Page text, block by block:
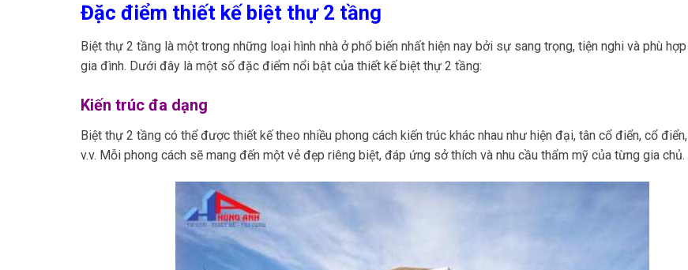
Đặc điểm thiết kế biệt thự 2 tầng
Biệt thự 2 tầng là một trong những loại hình nhà ở phổ biến nhất hiện nay bởi sự sang trọng, tiện nghi và phù
gia đình. Dưới đây là một số đặc điểm nổi bật của thiết kế biệt thự 2 tầng:
Kiến trúc đa dạng
Biệt thự 2 tầng có thể được thiết kế theo nhiều phong cách kiến trúc khác nhau như hiện đại, tân cổ điển, cổ điển,
v.v. Mỗi phong cách sẽ mang đến một vẻ đẹp riêng biệt, đáp ứng sở thích và nhu cầu thẩm mỹ của từng gia chủ.